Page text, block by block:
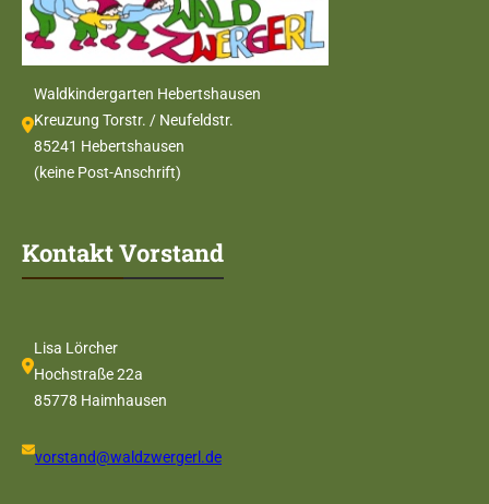
Waldkindergarten Hebertshausen
Kreuzung Torstr. / Neufeldstr.
85241 Hebertshausen
(keine Post-Anschrift)
Kontakt Vorstand
Lisa Lörcher
Hochstraße 22a
85778 Haimhausen
vorstand@waldzwergerl.de